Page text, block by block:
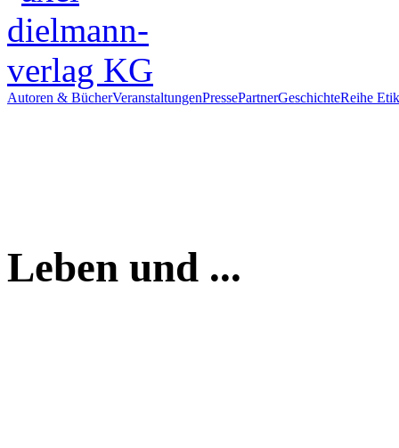
Autoren & BücherVeranstaltungenPressePartnerGeschichteReihe
Leben und ...